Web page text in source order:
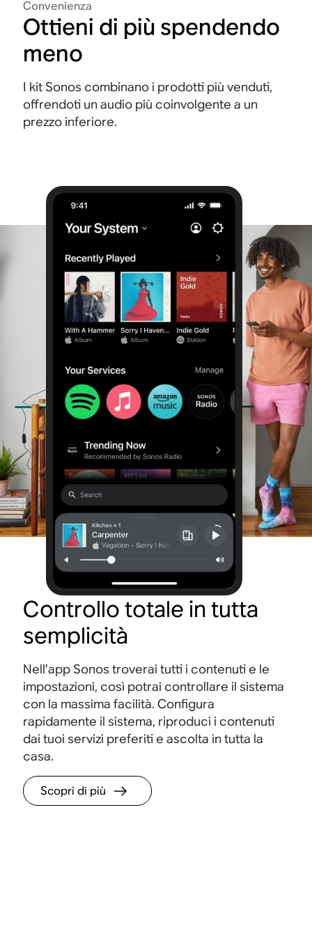
Convenienza
Ottieni di più spendendo
meno
I kit Sonos combinano i prodotti più venduti,
offrendoti un audio più coinvolgente a un
prezzo inferiore.
Controllo totale in tutta
semplicità
Nell’app Sonos troverai tutti i contenuti e le
impostazioni, così potrai controllare il sistema
con la massima facilità. Configura
rapidamente il sistema, riproduci i contenuti
dai tuoi servizi preferiti e ascolta in tutta la
casa.
Scopri di più